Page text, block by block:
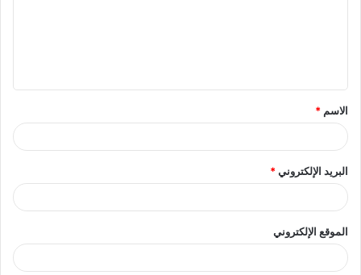
ق
*
الاسم *
البريد الإلكتروني*
الموقع الإلكتروني